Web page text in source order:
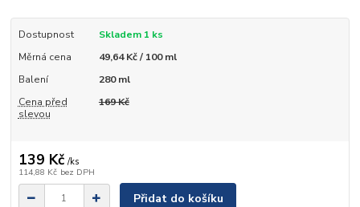
Dostupnost
Skladem 1 ks
Měrná cena
49,64 Kč / 100 ml
Balení
280 ml
Cena před
slevou
169 Kč
139 Kč /ks
114,88 Kč bez DPH
Přidat do košíku